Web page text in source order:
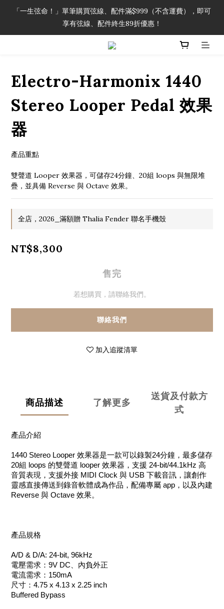
「一生弦命！」單筆購買弦線、配件滿$999（不含運費），即可
享有弦線、配件終生89折優惠！
「一生弦命！」單筆購買弦線、配件滿$999（不含運費），即可
享有弦線、配件終生89折優惠！
加入會員即領2000元購物金。 加入購物車查看更多折扣！
「一生弦命！」單筆購買弦線、配件滿$999（不含運費），即可
Electro-Harmonix 1440
Stereo Looper Pedal 效果
器
產品重點
雙聲道 Looper 效果器，可儲存24分鐘、20組 loops 與無限堆
疊，並具備 Reverse 與 Octave 效果。
全店，2026_滿額贈 Thalia Fender 聯名手機殼
NT$8,300
售完
若想購買，請聯絡我們。
聯絡我們
加入追蹤清單
商品描述 了解更多
送貨及付款方
式
產品介紹
1440 Stereo Looper 效果器是一款可以錄製24分鐘，最多儲存
20組 loops 的雙聲道 looper 效果器，支援 24-bit/44.1kHz 高
音質表現，支援外接 MIDI Clock 與 USB 下載音訊，讓創作
靈感直接傳送到錄音軟體成為作品，配備專屬 app，以及內建
Reverse 與 Octave 效果。
產品規格
A/D & D/A: 24-bit, 96kHz
電壓需求：9V DC、內負外正
電流需求：150mA
尺寸：4.75 x 4.13 x 2.25 inch
Buffered Bypass